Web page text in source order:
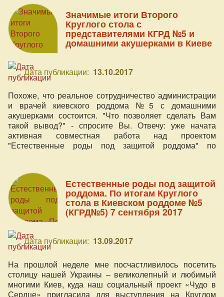
подробно во всём разобраться.
Значимые итоги Второго
Круглого стола с
представителями КГРД №5 и
домашними акушерками в Киеве
Дата публикации: 13.10.2017
Похоже, что реальное сотрудничество администрации
и врачей киевского роддома №5 с домашними
акушерками состоится. "Что позволяет сделать Вам
такой вывод?" - спросите Вы. Отвечу: уже начата
активная совместная работа над проектом
"Естественные роды под защитой роддома" по
как модератор Основной рабочей группы и участник
малых рабочих групп.Естественные роды под защитой
роддома. По итогам Круглого
стола в Киевском роддоме №5
(КГРД№5) 7 сентября 2017
Дата публикации: 13.09.2017
На прошлой неделе мне посчастливилось посетить
столицу нашей Украины – великолепный и любимый
многими Киев, куда наш социальный проект «Чудо в
Сердце» пригласила для выступления на Круглом